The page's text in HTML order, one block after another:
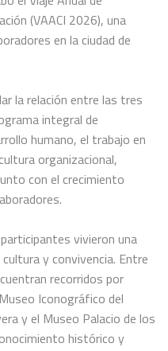
(VAACI 2026), una
en la ciudad de
la relación entre las tres
integral de
humano, el trabajo en
organizacional,
con el crecimiento
vivieron una
y convivencia. Entre
recorridos por
Iconográfico del
y el Museo Palacio de los
histórico y